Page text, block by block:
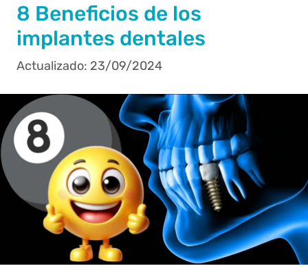
8 Beneficios de los
implantes dentales
23/09/2024